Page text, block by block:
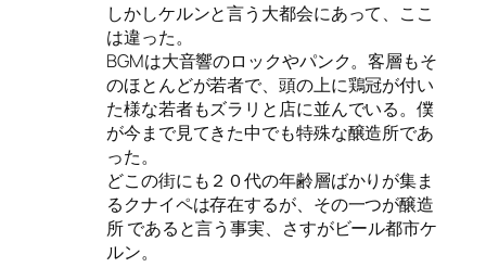
しかしケルンと言う大都会にあって、ここ
は違った。
BGMは大音響のロックやパンク。客層もそ
のほとんどが若者で、頭の上に鶏冠が付い
た様な若者もズラリと店に並んでいる。僕
が今まで見てきた中でも特殊な醸造所であ
った。
どこの街にも２０代の年齢層ばかりが集ま
るクナイペは存在するが、その一つが醸造
所 であると言う事実、さすがビール都市ケ
ルン。